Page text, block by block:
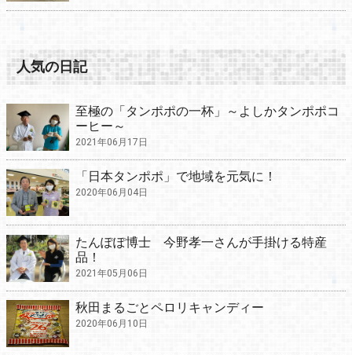
人気の日記
至極の「タンポポの一杯」～よしかタンポポコ
ーヒー～
2021年06月17日
「日本タンポポ」で地域を元気に！
2020年06月04日
たんぽぽ博士 今野孝一さんが手掛ける特産
品！
2021年05月06日
秋田まるごとペロリキャンディー
2020年06月10日